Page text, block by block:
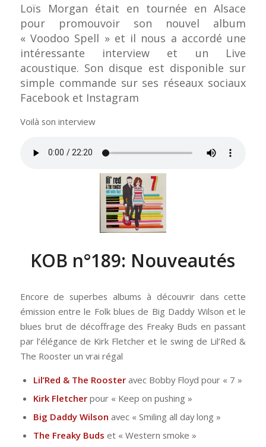
Loïs Morgan était en tournée en Alsace
pour promouvoir son nouvel album
« Voodoo Spell » et il nous a accordé une
intéressante interview et un Live
acoustique. Son disque est disponible sur
simple commande sur ses réseaux sociaux
Facebook et Instagram
Voilà son interview
KOB n°189: Nouveautés
Encore de superbes albums à découvrir dans cette
émission entre le Folk blues de Big Daddy Wilson et le
blues brut de décoffrage des Freaky Buds en passant
par l’élégance de Kirk Fletcher et le swing de Lil’Red &
The Rooster un vrai régal
Lil’Red & The Roosteravec Bobby Floyd pour « 7 »
Kirk Fletcherpour « Keep on pushing »
Big Daddy Wilson avec « Smiling all day long »
The Freaky Buds et « Western smoke »